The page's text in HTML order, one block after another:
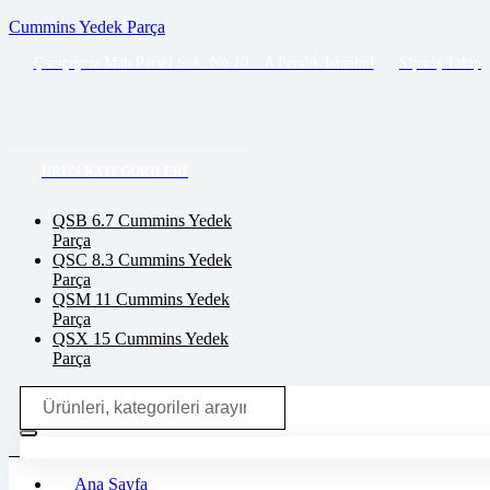
Cummins Yedek Parça
QSB 6.7 Cummins Yedek
Parça
QSC 8.3 Cummins Yedek
Parça
QSM 11 Cummins Yedek
Parça
QSX 15 Cummins Yedek
Parça
Ana Sayfa